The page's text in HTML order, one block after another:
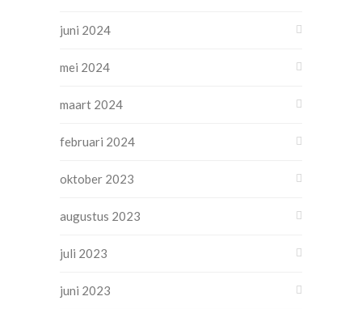
juni 2024
mei 2024
maart 2024
februari 2024
oktober 2023
augustus 2023
juli 2023
juni 2023